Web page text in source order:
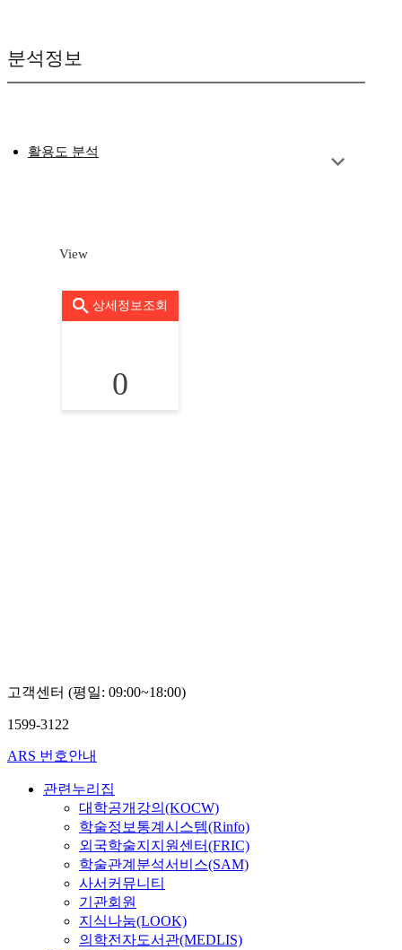
분석정보
활용도 분석
View
상세정보조회
0
고객센터 (평일: 09:00~18:00)
1599-3122
ARS 번호안내
관련누리집
대학공개강의(KOCW)
학술정보통계시스템(Rinfo)
외국학술지지원센터(FRIC)
학술관계분석서비스(SAM)
사서커뮤니티
기관회원
지식나눔(LOOK)
의학전자도서관(MEDLIS)